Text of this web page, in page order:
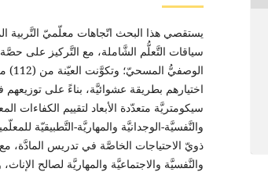
يستقصي هذا البحث اتّجاهات معلّميّ التَّربية
سياقات التَّعلُّم الشَّاملة، مع التَّركيز على حصَّة
اختيارهم بطريقة عشوائيَّة، بناءً على
سيكومتريَّة متعدّدة الأبعاد لتقييم الكفاءات
والنَّفسيَّة-الوجدانيَّة والمهاريَّة-التَّطبيقيّة
ذويّ الاحتياجات الخاصَّة في تدريس المادَّة، مع
والنَّفسيَّة والاجتماعيَّة والمهاريَّة لصالح